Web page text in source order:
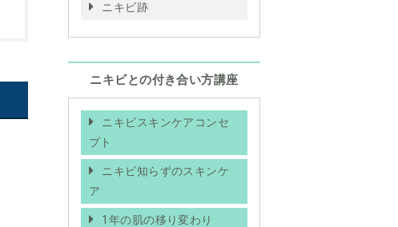
ニキビ跡
ニキビとの付き合い方講座
ニキビスキンケアコンセ
プト
ニキビ知らずのスキンケ
ア
1年の肌の移り変わり